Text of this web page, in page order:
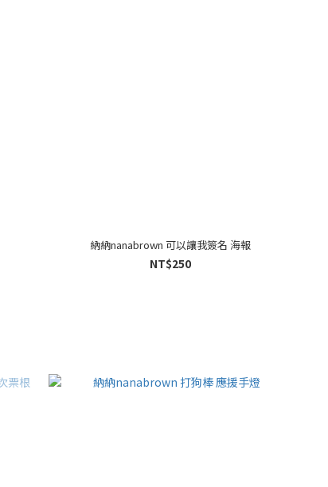
納納nanabrown 可以讓我簽名 海報
NT$250